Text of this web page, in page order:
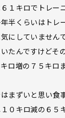
１キロでトレー
半くらいはトレ
にしていません
たんですけどそ
ロ増の７５キロ
まずいと思い食
０キロ減の６５